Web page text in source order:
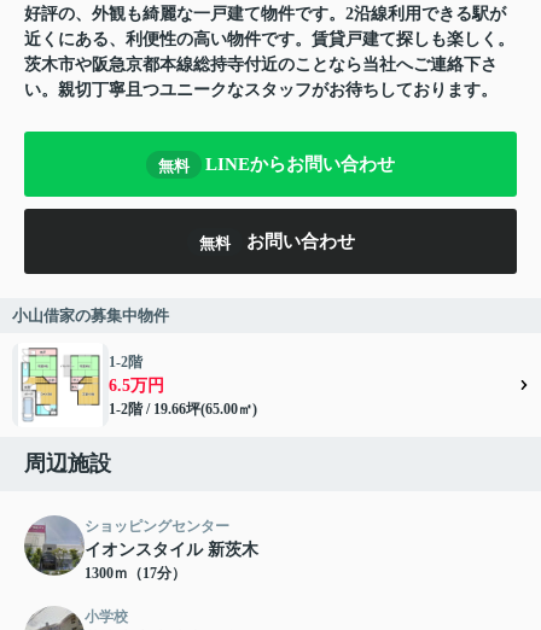
好評の、外観も綺麗な一戸建て物件です。2沿線利用できる駅が
近くにある、利便性の高い物件です。賃貸戸建て探しも楽しく。
茨木市や阪急京都本線総持寺付近のことなら当社へご連絡下さ
い。親切丁寧且つユニークなスタッフがお待ちしております。
無料 LINEからお問い合わせ
無料 お問い合わせ
小山借家の募集中物件
1-2階
6.5万円
1-2階 / 19.66坪(65.00㎡)
周辺施設
ショッピングセンター
イオンスタイル 新茨木
1300ｍ（17分）
小学校